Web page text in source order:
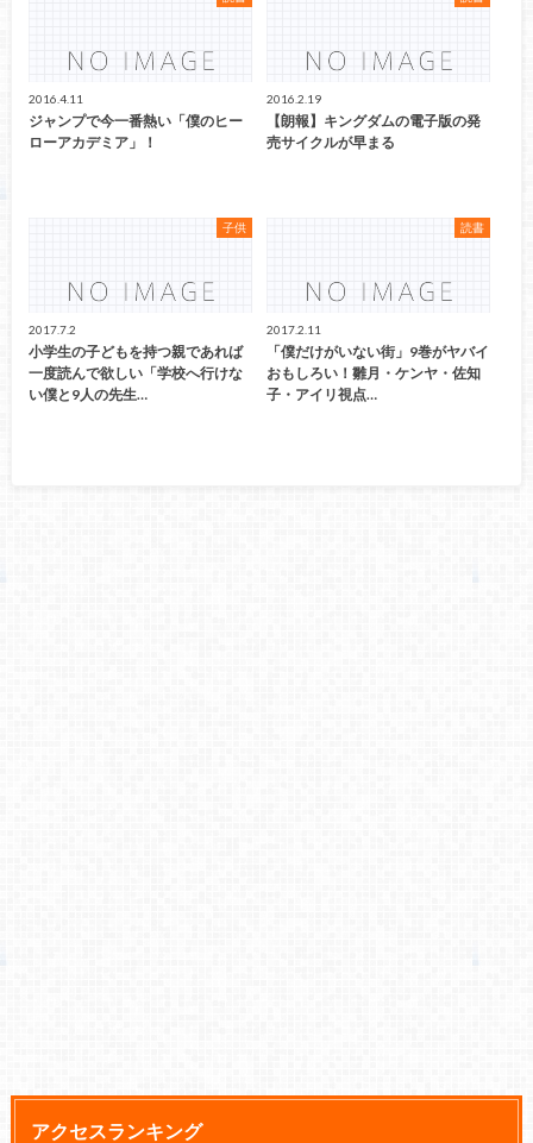
2016.4.11
ジャンプで今一番熱い「僕のヒー
ローアカデミア」！
2016.2.19
【朗報】キングダムの電子版の発
売サイクルが早まる
子供
2017.7.2
小学生の子どもを持つ親であれば
一度読んで欲しい「学校へ行けな
い僕と9人の先生…
読書
2017.2.11
「僕だけがいない街」9巻がヤバイ
おもしろい！雛月・ケンヤ・佐知
子・アイリ視点…
アクセスランキング